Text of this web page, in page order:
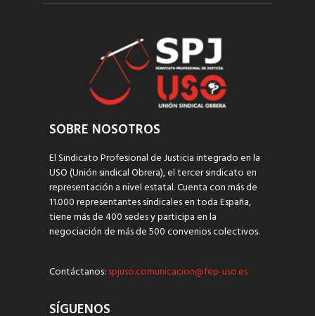
SOBRE NOSOTROS
El Sindicato Profesional de Justicia integrado en la
USO (Unión sindical Obrera), el tercer sindicato en
representación a nivel estatal. Cuenta con más de
11.000 representantes sindicales en toda España,
tiene más de 400 sedes y participa en la
negociación de más de 500 convenios colectivos.
Contáctanos: spjuso.comunicacion@fep-uso.es
SÍGUENOS